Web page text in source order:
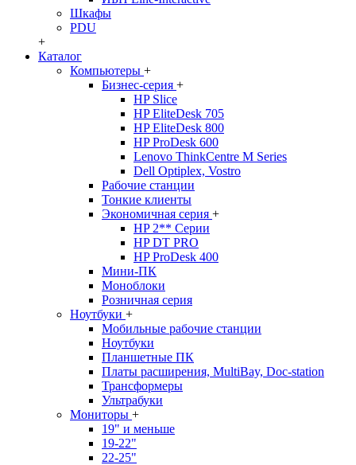
Шкафы
PDU
+
Каталог
Компьютеры +
Бизнес-серия +
HP Slice
HP EliteDesk 705
HP EliteDesk 800
HP ProDesk 600
Lenovo ThinkCentre M Series
Dell Optiplex, Vostro
Рабочие станции
Тонкие клиенты
Экономичная серия +
HP 2** Серии
HP DT PRO
HP ProDesk 400
Мини-ПК
Моноблоки
Розничная серия
Ноутбуки +
Мобильные рабочие станции
Ноутбуки
Планшетные ПК
Платы расширения, MultiBay, Doc-station
Трансформеры
Ультрабуки
Мониторы +
19" и меньше
19-22"
22-25"